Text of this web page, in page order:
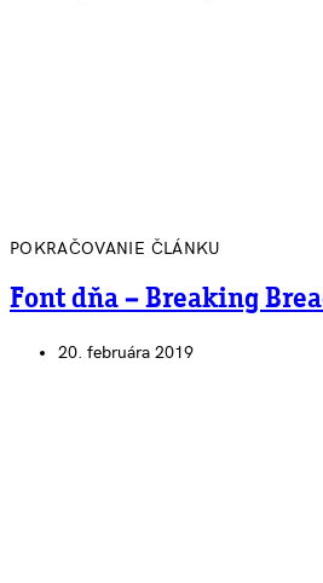
POKRAČOVANIE ČLÁNKU
Font dňa – Breaking
20. februára 2019